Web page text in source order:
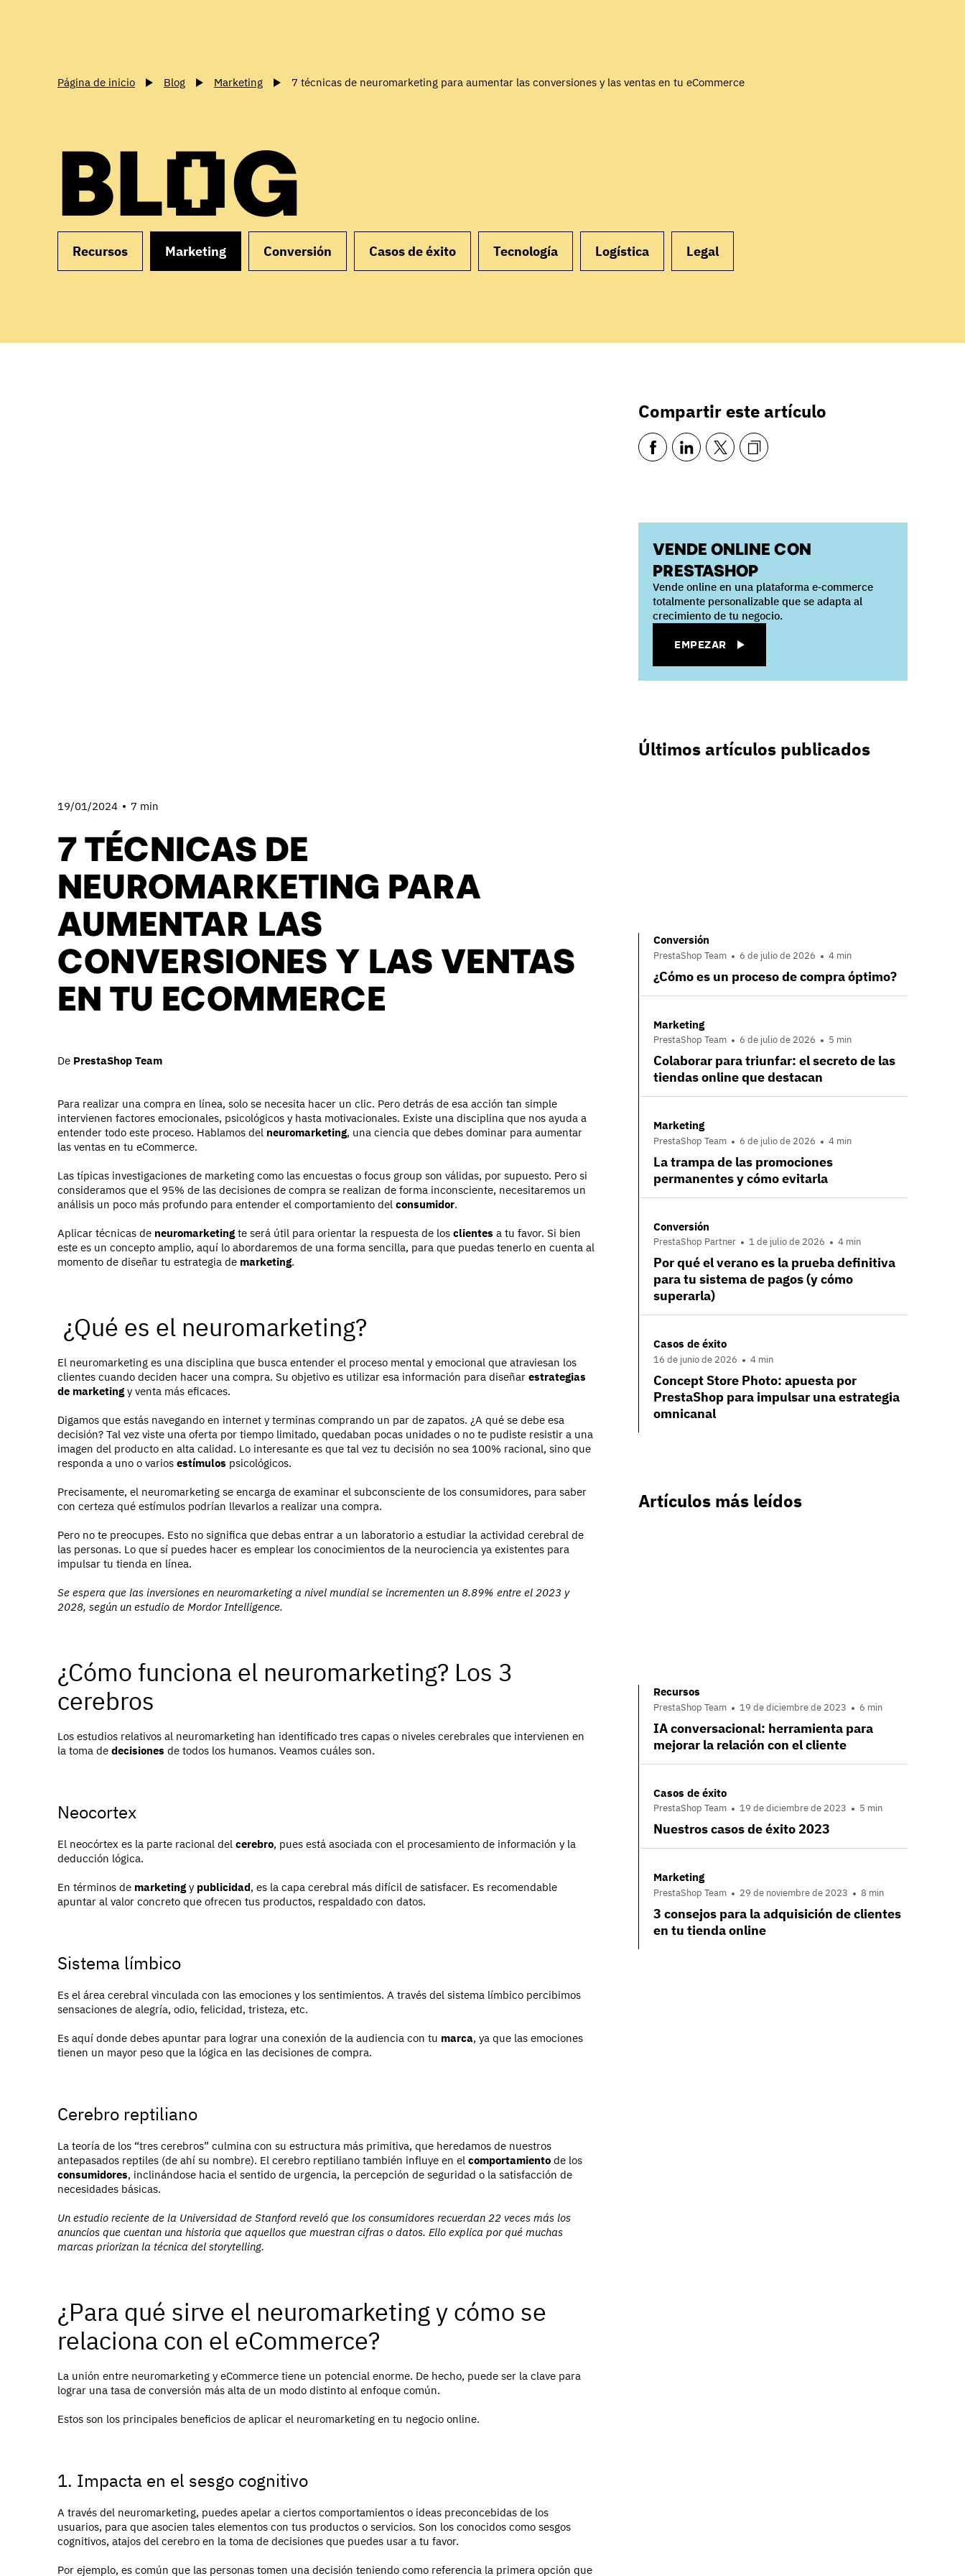
Página de inicio Blog Marketing 7 técnicas de neuromarketing para aumentar las conversiones y las ventas en tu eCommerce
BLOG
Recursos Marketing Conversión Casos de éxito Tecnología Logística Legal
19/01/2024 7 min
7 TÉCNICAS DE
NEUROMARKETING PARA
AUMENTAR LAS
CONVERSIONES Y LAS VENTAS
EN TU ECOMMERCE
De PrestaShop Team
Para realizar una compra en línea, solo se necesita hacer un clic. Pero detrás de esa acción tan simple
intervienen factores emocionales, psicológicos y hasta motivacionales. Existe una disciplina que nos ayuda a
entender todo este proceso. Hablamos del neuromarketing, una ciencia que debes dominar para aumentar
las ventas en tu eCommerce.
Las típicas investigaciones de marketing como las encuestas o focus group son válidas, por supuesto. Pero si
consideramos que el 95% de las decisiones de compra se realizan de forma inconsciente, necesitaremos un
análisis un poco más profundo para entender el comportamiento del consumidor.
Aplicar técnicas de neuromarketingte será útil para orientar la respuesta de los clientes a tu favor. Si bien
este es un concepto amplio, aquí lo abordaremos de una forma sencilla, para que puedas tenerlo en cuenta al
momento de diseñar tu estrategia de marketing.
¿Qué es el neuromarketing?
El neuromarketing es una disciplina que busca entender el proceso mental y emocional que atraviesan los
clientes cuando deciden hacer una compra. Su objetivo es utilizar esa información para diseñar estrategias
de marketingy venta más eficaces.
Digamos que estás navegando en internet y terminas comprando un par de zapatos. ¿A qué se debe esa
decisión? Tal vez viste una oferta por tiempo limitado, quedaban pocas unidades o no te pudiste resistir a una
imagen del producto en alta calidad. Lo interesante es que tal vez tu decisión no sea 100% racional, sino que
responda a uno o varios estímulos psicológicos.
Precisamente, el neuromarketing se encarga de examinar el subconsciente de los consumidores, para saber
con certeza qué estímulos podrían llevarlos a realizar una compra.
Pero no te preocupes. Esto no significa que debas entrar a un laboratorio a estudiar la actividad cerebral de
las personas. Lo que sí puedes hacer es emplear los conocimientos de la neurociencia ya existentes para
impulsar tu tienda en línea.
Se espera que las inversiones en neuromarketing a nivel mundial se incrementen un 8.89% entre el 2023 y
2028, según un estudio de Mordor Intelligence.
¿Cómo funciona el neuromarketing? Los 3
cerebros
Los estudios relativos al neuromarketing han identificado tres capas o niveles cerebrales que intervienen en
la toma de decisiones de todos los humanos. Veamos cuáles son.
Neocortex
El neocórtex es la parte racional del cerebro, pues está asociada con el procesamiento de información y la
deducción lógica.
En términos de marketingy publicidad, es la capa cerebral más difícil de satisfacer. Es recomendable
apuntar al valor concreto que ofrecen tus productos, respaldado con datos.
Sistema límbico
Es el área cerebral vinculada con las emociones y los sentimientos. A través del sistema límbico percibimos
sensaciones de alegría, odio, felicidad, tristeza, etc.
Es aquí donde debes apuntar para lograr una conexión de la audiencia con tu marca, ya que las emociones
tienen un mayor peso que la lógica en las decisiones de compra.
Cerebro reptiliano
La teoría de los “tres cerebros” culmina con su estructura más primitiva, que heredamos de nuestros
antepasados reptiles (de ahí su nombre). El cerebro reptiliano también influye en el comportamiento de los
consumidores, inclinándose hacia el sentido de urgencia, la percepción de seguridad o la satisfacción de
necesidades básicas.
Un estudio reciente de la Universidad de Stanford reveló que los consumidores recuerdan 22 veces más los
anuncios que cuentan una historia que aquellos que muestran cifras o datos. Ello explica por qué muchas
marcas priorizan la técnica del storytelling.
¿Para qué sirve el neuromarketing y cómo se
relaciona con el eCommerce?
La unión entre neuromarketing y eCommerce tiene un potencial enorme. De hecho, puede ser la clave para
lograr una tasa de conversión más alta de un modo distinto al enfoque común.
Estos son los principales beneficios de aplicar el neuromarketing en tu negocio online.
1. Impacta en el sesgo cognitivo
A través del neuromarketing, puedes apelar a ciertos comportamientos o ideas preconcebidas de los
usuarios, para que asocien tales elementos con tus productos o servicios. Son los conocidos como sesgos
cognitivos, atajos del cerebro en la toma de decisiones que puedes usar a tu favor.
Por ejemplo, es común que las personas tomen una decisión teniendo como referencia la primera opción que
Compartir este artículo
VENDE ONLINE CON
PRESTASHOP
Vende online en una plataforma e‑commerce
totalmente personalizable que se adapta al
crecimiento de tu negocio.
EMPEZAR
Últimos artículos publicados
Conversión
PrestaShop Team 6 de julio de 2026 4 min
¿Cómo es un proceso de compra óptimo?
Marketing
PrestaShop Team 6 de julio de 2026 5 min
Colaborar para triunfar: el secreto de las
tiendas online que destacan
Marketing
PrestaShop Team 6 de julio de 2026 4 min
La trampa de las promociones
permanentes y cómo evitarla
Conversión
PrestaShop Partner 1 de julio de 2026 4 min
Por qué el verano es la prueba definitiva
para tu sistema de pagos (y cómo
superarla)
Casos de éxito
16 de junio de 2026 4 min
Concept Store Photo: apuesta por
PrestaShop para impulsar una estrategia
omnicanal
Artículos más leídos
Recursos
PrestaShop Team 19 de diciembre de 2023 6 min
IA conversacional: herramienta para
mejorar la relación con el cliente
Casos de éxito
PrestaShop Team 19 de diciembre de 2023 5 min
Nuestros casos de éxito 2023
Marketing
PrestaShop Team 29 de noviembre de 2023 8 min
3 consejos para la adquisición de clientes
en tu tienda online